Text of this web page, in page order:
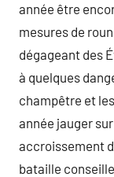
année être
mesures de
dégageant des
à quelques
champêtre et
année jauger
accroissement
bataille